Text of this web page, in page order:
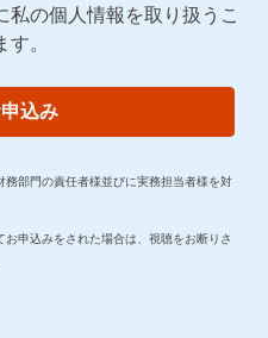
私の個人情報を取り扱うこ
。
込み
部門の責任者様並びに実務担当者様を対
申込みをされた場合は、視聴をお断りさ